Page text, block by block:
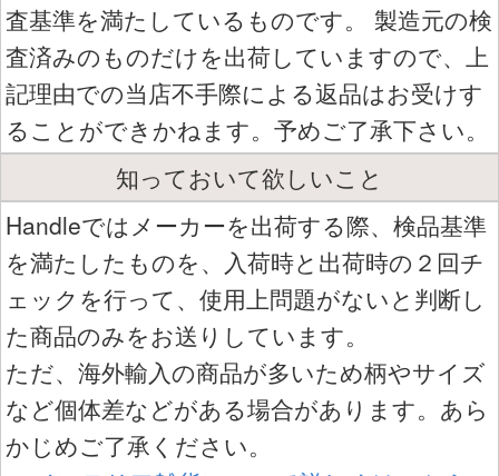
査基準を満たしているものです。 製造元の検
査済みのものだけを出荷していますので、上
記理由での当店不手際による返品はお受けす
ることができかねます。予めご了承下さい。
知っておいて欲しいこと
Handleではメーカーを出荷する際、検品基準
を満たしたものを、入荷時と出荷時の２回チ
ェックを行って、使用上問題がないと判断し
た商品のみをお送りしています。
ただ、海外輸入の商品が多いため柄やサイズ
など個体差などがある場合があります。あら
かじめご了承ください。